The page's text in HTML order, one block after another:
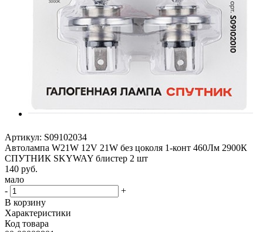
Артикул: S09102034
Автолампа W21W 12V 21W без цоколя 1-конт 460Лм 2900К
СПУТНИК SKYWAY блистер 2 шт
140 руб.
мало
-
+
В корзину
Характеристики
Код товара